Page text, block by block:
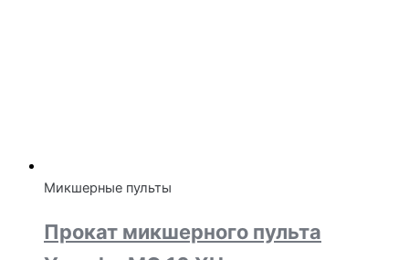
Микшерные пульты
Прокат микшерного пульта